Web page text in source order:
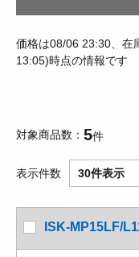
価格は08/06 23:30、在
13:05)時点の情報です
対象商品数 5件
表示件数 30件表示
ISK-MP15LF/